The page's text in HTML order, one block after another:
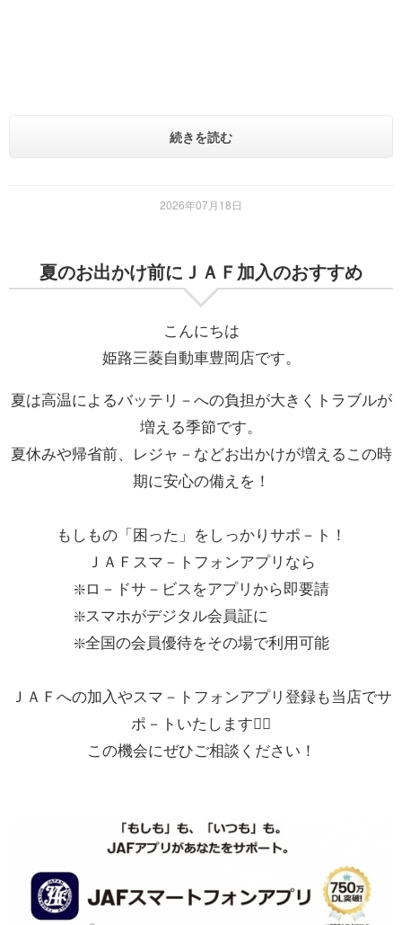
続きを読む
2026年07月18日
夏のお出かけ前にＪＡＦ加入のおすすめ
こんにちは
姫路三菱自動車豊岡店です。
夏は高温によるバッテリ－への負担が大きくトラブルが
増える季節です。
夏休みや帰省前、レジャ－などお出かけが増えるこの時
期に安心の備えを！
もしもの「困った」をしっかりサポ－ト！
ＪＡＦスマ－トフォンアプリなら
❇️ロ－ドサ－ビスをアプリから即要請
❇️スマホがデジタル会員証に
❇️全国の会員優待をその場で利用可能
ＪＡＦへの加入やスマ－トフォンアプリ登録も当店でサ
ポ－トいたします🙂‍↕️
この機会にぜひご相談ください！